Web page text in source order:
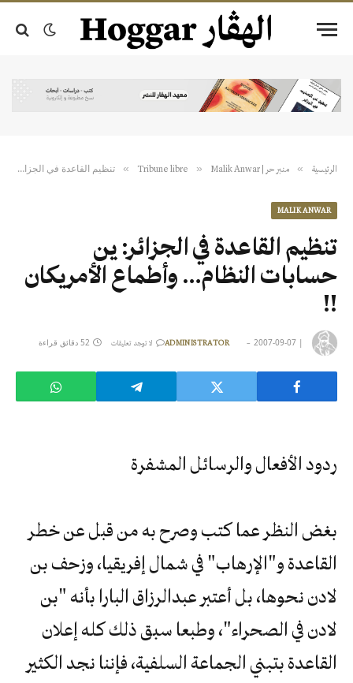
الرئيسية » منبر حر | Tribune libre » Malik Anwar
» تنظيم القاعدة في الجزائر: ين حسابات النظام… وأطماع الأمريكان !!
MALIK ANWAR
تنظيم القاعدة في الجزائر: ين
حسابات النظام… وأطماع الأمريكان
!!
|
ADMINISTRATOR 2007-09-07 لا توجد تعليقات 52 دقائق قراءة
ردود الأفعال والرسائل المشفرة
بغض النظر عما كتب وصرح به من قبل عن خطر
القاعدة و"الإرهاب" في شمال إفريقيا، وزحف بن
لادن نحوها، بل أعتبر عبدالرزاق البارا بأنه "بن
لادن في الصحراء"، وطبعا سبق ذلك كله إعلان
القاعدة بتبني الجماعة السلفية، فإننا نجد الكثير